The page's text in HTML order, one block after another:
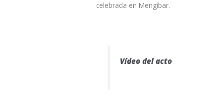
celebrada en Mengíbar.
Vídeo del acto